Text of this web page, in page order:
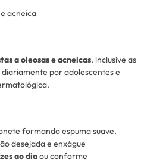
acneica
a oleosas e acneicas, inclusive as
diariamente por adolescentes e
formando espuma suave.
desejada e enxágue
ao diaou conforme